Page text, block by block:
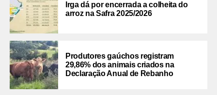
Irga dá por encerrada a colheita do
arroz na Safra 2025/2026
Produtores gaúchos registram
29,86% dos animais criados na
Declaração Anual de Rebanho